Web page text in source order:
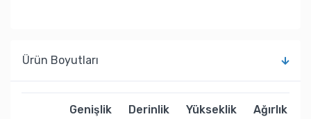
Ürün Boyutları
Genişlik Derinlik Yükseklik Ağırlık